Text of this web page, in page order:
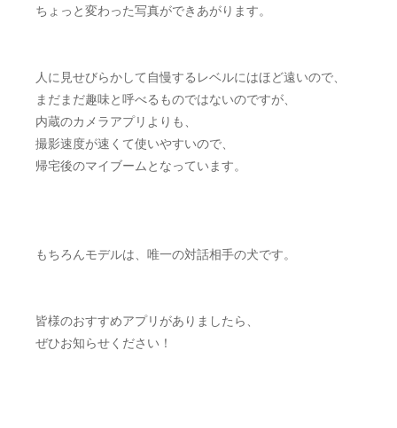
ちょっと変わった写真ができあがります。
人に見せびらかして自慢するレベルにはほど遠いので、
まだまだ趣味と呼べるものではないのですが、
内蔵のカメラアプリよりも、
撮影速度が速くて使いやすいので、
帰宅後のマイブームとなっています。
もちろんモデルは、唯一の対話相手の犬です。
皆様のおすすめアプリがありましたら、
ぜひお知らせください！